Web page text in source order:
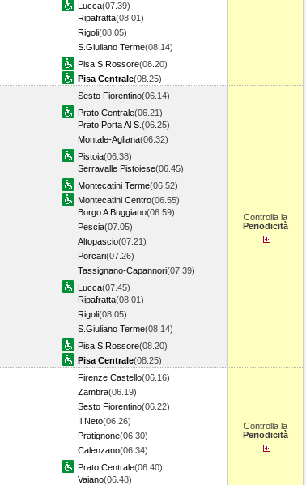
Lucca(07.39)
Ripafratta(08.01)
Rigoli(08.05)
S.Giuliano Terme(08.14)
Pisa S.Rossore(08.20)
Pisa Centrale(08.25)
Sesto Fiorentino(06.14)
Prato Centrale(06.21)
Prato Porta Al S. (06.25)
Montale-Agliana(06.32)
Pistoia(06.38)
Serravalle Pistoiese(06.45)
Montecatini Terme(06.52)
Montecatini Centro(06.55)
Borgo A Buggiano(06.59)
Pescia(07.05)
Altopascio(07.21)
Porcari(07.26)
Tassignano-Capannori(07.39)
Lucca(07.45)
Ripafratta(08.01)
Rigoli(08.05)
S.Giuliano Terme(08.14)
Pisa S.Rossore(08.20)
Pisa Centrale(08.25)
Controlla la
Periodicità
Firenze Castello(06.16)
Zambra(06.19)
Sesto Fiorentino(06.22)
Il Neto(06.26)
Pratignone(06.30)
Calenzano(06.34)
Prato Centrale(06.40)
Vaiano(06.48)
Controlla la
Periodicità